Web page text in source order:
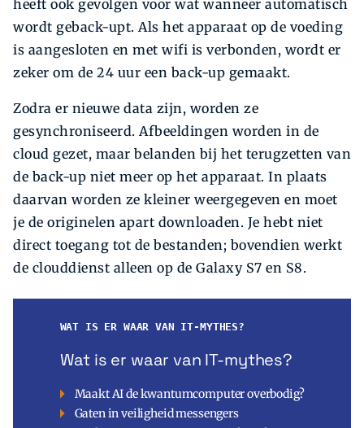
heeft ook gevolgen voor wat wanneer automatisch
wordt geback-upt. Als het apparaat op de voeding
is aangesloten en met wifi is verbonden, wordt er
zeker om de 24 uur een back-up gemaakt.
Zodra er nieuwe data zijn, worden ze
gesynchroniseerd. Afbeeldingen worden in de
cloud gezet, maar belanden bij het terugzetten van
de back-up niet meer op het apparaat. In plaats
daarvan worden ze kleiner weergegeven en moet
je de originelen apart downloaden. Je hebt niet
direct toegang tot de bestanden; bovendien werkt
de clouddienst alleen op de Galaxy S7 en S8.
WAT IS ER WAAR VAN IT-MYTHES?
Wat is er waar van IT-mythes?
Maakt AI de kwantumcomputer overbodig?
Gaten in veiligheid messengers